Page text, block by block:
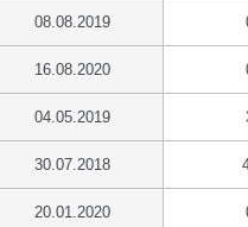
08.08.2019
16.08.2020
04.05.2019
30.07.2018
20.01.2020